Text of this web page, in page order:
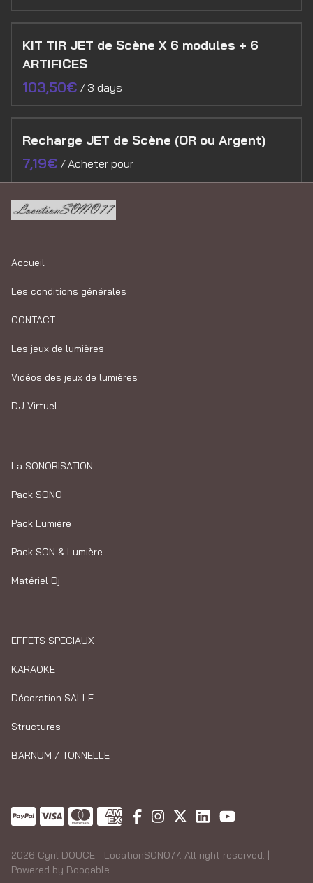
KIT TIR JET de Scène X 6 modules + 6
ARTIFICES
/
Recharge JET de Scène (OR ou Argent)
/
Accueil
Les conditions générales
CONTACT
Les jeux de lumières
Vidéos des jeux de lumières
DJ Virtuel
La SONORISATION
Pack SONO
Pack Lumière
Pack SON & Lumière
Matériel Dj
EFFETS SPECIAUX
KARAOKE
Décoration SALLE
Structures
BARNUM / TONNELLE
2026 Cyril DOUCE - LocationSONO77. All right reserved. |
Powered by Booqable